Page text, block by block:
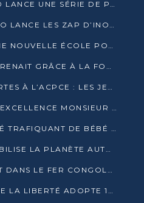
DENIS SASSOU-N’GUESSO LANCE UNE SÉRIE DE PROJETS DANS LE KOUILOU
AGRICULTURE : LE CONGO LANCE LES ZAP D’INONI ET YONO
BE GREEN ACADEMY : UNE NOUVELLE ÉCOLE POUR LES MÉTIERS DE L’ÉCOLOGIE À POINTE-NOIRE
L’ÉCOLE PIERRE NZOKO RENAIT GRÂCE À LA FONDATION MUCODEC
JOURNÉE PORTES OUVERTES À L’ACPCE : LES JEUNES EN IMMERSION DANS L’ENTREPRISE
LETTRE OUVERTE A SON EXCELLENCE MONSIEUR DENIS SASSOU NGUESSO, PRESIDENT DE LAREPUBLIQUE DU CONGO
MADINGOU : UN PRÉSUMÉ TRAFIQUANT DE BÉBÉ CHIMPANZÉ FIXÉ SUR SON SORT LE 20 NOVEMBRE
À BELÉM, LE CONGO MOBILISE LA PLANÈTE AUTOUR DU FONDS BLEU POUR LE BASSIN DU CONGO
ULSAN HOLDING INVESTIT DANS LE FER CONGOLAIS
LE CONGRÈS MONDIAL DE LA LIBERTÉ ADOPTE 14 RÉSOLUTIONS HISTORIQUES